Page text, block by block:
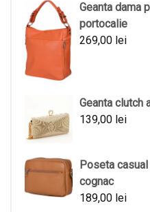
Geanta dama
portocalie
269,00 lei
Geanta clutch
139,00 lei
Poseta
cognac
189,00 lei